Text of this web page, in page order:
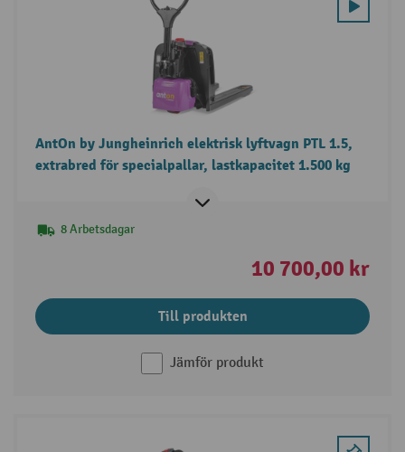
AntOn by Jungheinrich elektrisk lyftvagn PTL 1.5,
extrabred för specialpallar, lastkapacitet 1.500 kg
8 Arbetsdagar
10 700,00 kr
Till produkten
Jämför produkt